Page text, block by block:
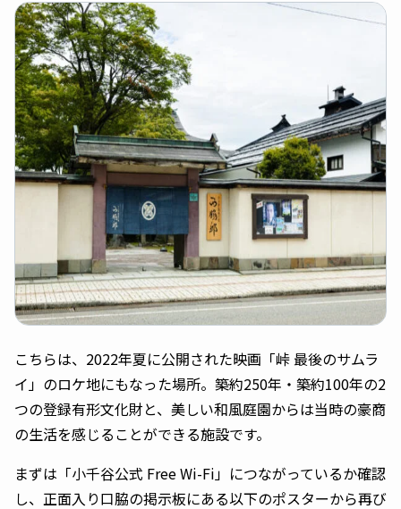
こちらは、2022年夏に公開された映画「峠 最後のサムラ
イ」のロケ地にもなった場所。築約250年・築約100年の2
つの登録有形文化財と、美しい和風庭園からは当時の豪商
の生活を感じることができる施設です。
まずは「小千谷公式 Free Wi-Fi」につながっているか確認
し、正面入り口脇の掲示板にある以下のポスターから再び